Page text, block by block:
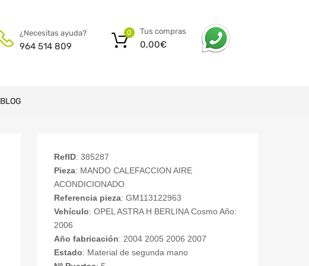
¿Necesitas ayuda?
964 514 809
Tus compras
0,00€
0
BLOG
RefID: 385287
Pieza: MANDO CALEFACCION AIRE
ACONDICIONADO
Referencia pieza: GM113122963
Vehículo: OPEL ASTRA H BERLINA Cosmo Año:
2006
Año fabricación: 2004 2005 2006 2007
Estado: Material de segunda mano